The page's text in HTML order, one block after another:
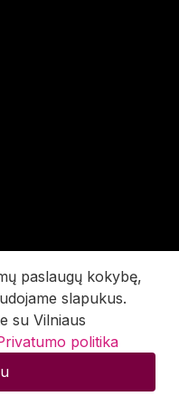
paslaugų kokybę,
slapukus.
su Vilniaus
politika